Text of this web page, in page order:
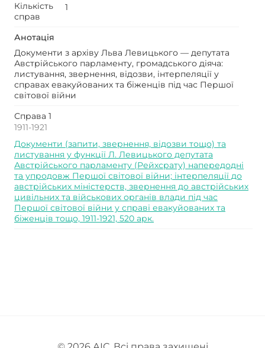
Кількість
справ
1
Анотація
Документи з архіву Льва Левицького — депутата
Австрійського парламенту, громадського діяча:
листування, звернення, відозви, інтерпеляції у
справах евакуйованих та біженців під час Першої
світової війни
Справа 1
1911-1921
Документи (запити, звернення, відозви тощо) та
листування у функції Л. Левицького депутата
Австрійського парламенту (Рейхсрату) напередодні
та упродовж Першої світової війни; інтерпеляції до
австрійських міністерств, звернення до австрійських
цивільних та військових органів влади під час
Першої світової війни у справі евакуйованих та
біженців тощо, 1911-1921, 520 арк.